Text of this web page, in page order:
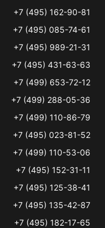
+7 (495) 162-90-81
+7 (495) 085-74-61
+7 (495) 989-21-31
+7 (495) 431-63-63
+7 (499) 653-72-12
+7 (499) 288-05-36
+7 (499) 110-86-79
+7 (495) 023-81-52
+7 (499) 110-53-06
+7 (495) 152-31-11
+7 (495) 125-38-41
+7 (495) 135-42-87
+7 (495) 182-17-65